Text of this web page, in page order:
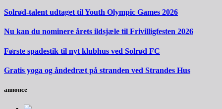
Solrød-talent udtaget til Youth Olympic Games 2026
Nu kan du nominere årets ildsjæle til Frivilligfesten 2026
Første spadestik til nyt klubhus ved Solrød FC
Gratis yoga og åndedræt på stranden ved Strandes Hus
annonce